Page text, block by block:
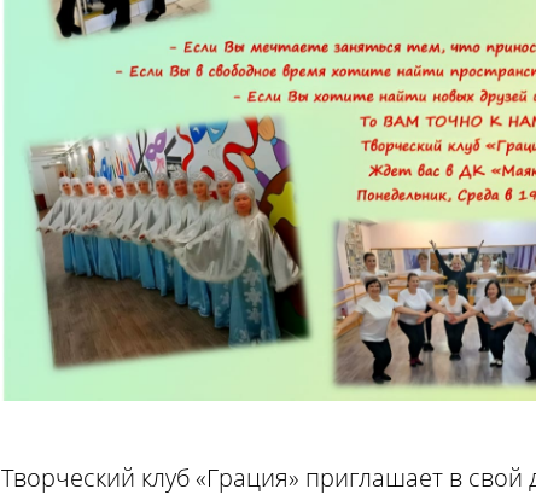
Творческий клуб «Грация» приглашает в